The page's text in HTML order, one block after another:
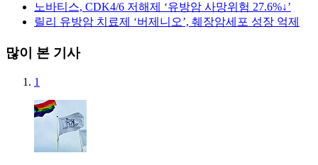
노바티스, CDK4/6 저해제 ‘유방암 사망위험 27.6%↓’
릴리 유방암 치료제 ‘버제니오’, 췌장암세포 성장 억제
많이 본 기사
1